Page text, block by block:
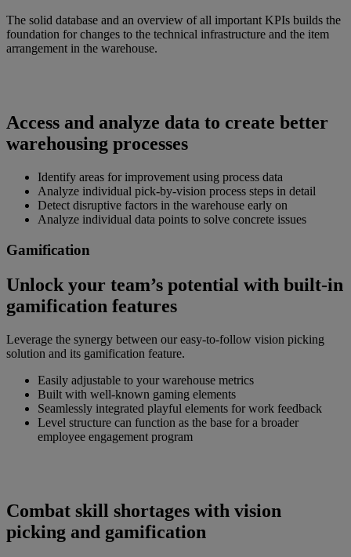
The solid database and an overview of all important KPIs builds the
foundation for changes to the technical infrastructure and the item
arrangement in the warehouse.
Access and analyze data to create better
warehousing processes
Identify areas for improvement using process data
Analyze individual pick-by-vision process steps in detail
Detect disruptive factors in the warehouse early on
Analyze individual data points to solve concrete issues
Gamification
Unlock your team’s potential with built-in
gamification features
Leverage the synergy between our easy-to-follow vision picking
solution and its gamification feature.
Easily adjustable to your warehouse metrics
Built with well-known gaming elements
Seamlessly integrated playful elements for work feedback
Level structure can function as the base for a broader
employee engagement program
Combat skill shortages with vision
picking and gamification